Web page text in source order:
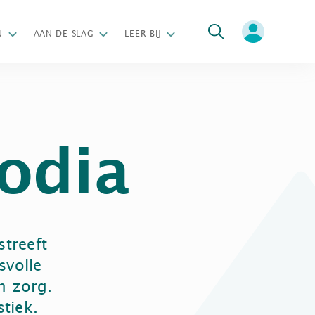
AAN DE SLAG LEER BIJ
zorg.